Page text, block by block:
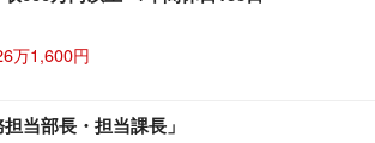
万1,600円
担当部長・担当課長」